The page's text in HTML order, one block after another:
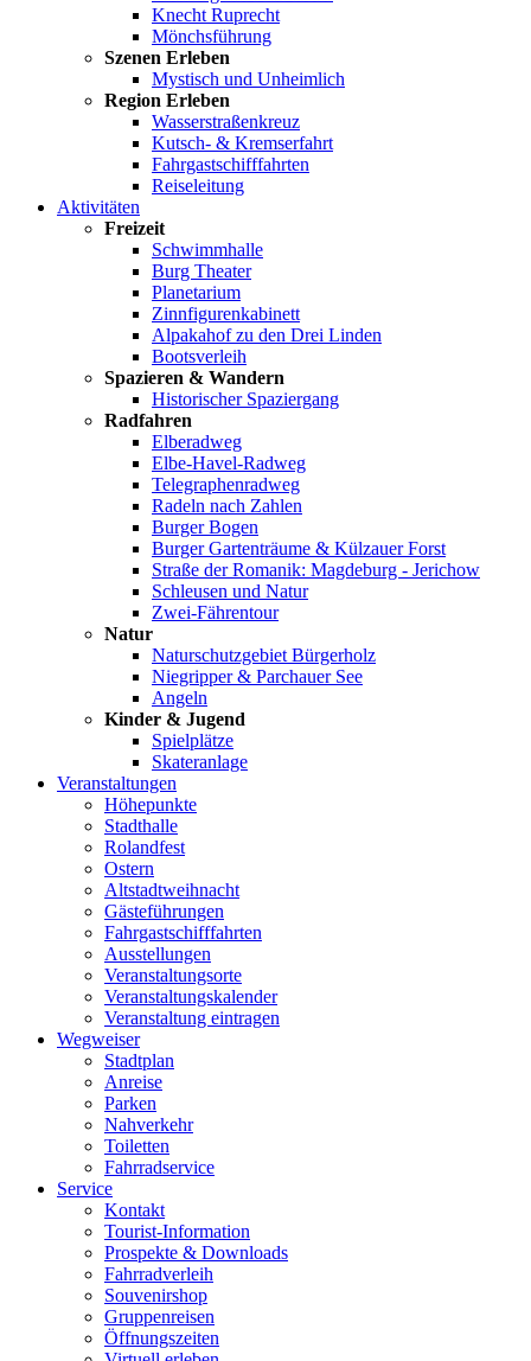
Knecht Ruprecht
Mönchsführung
Szenen Erleben
Mystisch und Unheimlich
Region Erleben
Wasserstraßenkreuz
Kutsch- & Kremserfahrt
Fahrgastschifffahrten
Reiseleitung
Aktivitäten
Freizeit
Schwimmhalle
Burg Theater
Planetarium
Zinnfigurenkabinett
Alpakahof zu den Drei Linden
Bootsverleih
Spazieren & Wandern
Historischer Spaziergang
Radfahren
Elberadweg
Elbe-Havel-Radweg
Telegraphenradweg
Radeln nach Zahlen
Burger Bogen
Burger Gartenträume & Külzauer Forst
Straße der Romanik: Magdeburg - Jerichow
Schleusen und Natur
Zwei-Fährentour
Natur
Naturschutzgebiet Bürgerholz
Niegripper & Parchauer See
Angeln
Kinder & Jugend
Spielplätze
Skateranlage
Veranstaltungen
Höhepunkte
Stadthalle
Rolandfest
Ostern
Altstadtweihnacht
Gästeführungen
Fahrgastschifffahrten
Ausstellungen
Veranstaltungsorte
Veranstaltungskalender
Veranstaltung eintragen
Wegweiser
Stadtplan
Anreise
Parken
Nahverkehr
Toiletten
Fahrradservice
Service
Kontakt
Tourist-Information
Prospekte & Downloads
Fahrradverleih
Souvenirshop
Gruppenreisen
Öffnungszeiten